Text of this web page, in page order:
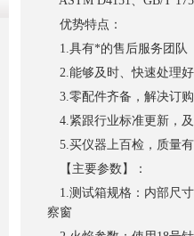
优势特点：
1.具有*的售后服务团队
2.能够及时、快速处理
3.零配件齐备，解决订
4.紧跟行业标准更新，
5.买仪器上百检，质量
【主要参数】：
1.测试箱规格：内部尺寸
察窗